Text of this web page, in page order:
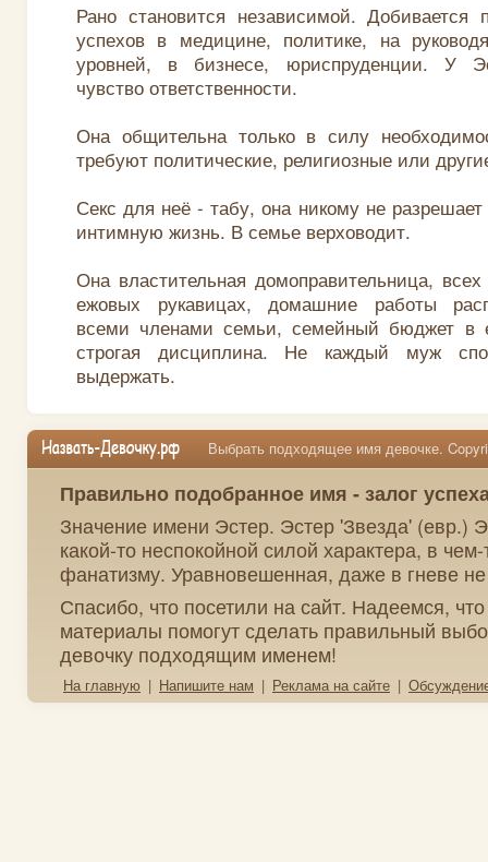
Рано становится независимой. Добивается
успехов в медицине, политике, на
уровней, в бизнесе, юриспруденции. У
чувство ответственности.
Она общительна только в силу
требуют политические, религиозные или
Секс для неё - табу, она никому не
интимную жизнь. В семье верховодит.
Она властительная домоправительница,
ежовых рукавицах, домашние работы
всеми членами семьи, семейный бюджет в
строгая дисциплина. Не каждый муж
выдержать.
Выбрать подходящее имя девочке.
Правильно подобранное имя - залог
Значение имени Эстер. Эстер 'Звезда' (евр.)
какой-то неспокойной силой характера, в
фанатизму. Уравновешенная, даже в гневе не
Спасибо, что посетили на сайт. Надеемся,
материалы помогут сделать правильный
девочку подходящим именем!
На главную | Напишите нам | Реклама на сайте |